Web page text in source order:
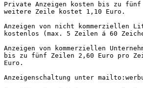
Private Anzeigen kosten bis zu
weitere Zeile kostet 1,10 Euro.
Anzeigen von nicht kommerziellen
kostenlos (max. 5 Zeilen á 60
Anzeigen von kommerziellen
bis zu fünf Zeilen 2,60 Euro pro
Euro.
Anzeigenschaltung unter